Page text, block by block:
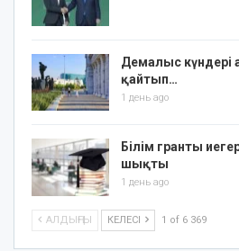
Демалыс күндері
қайтып…
1 день ago
Білім гранты
шықты
1 день ago
АЛДЫҢҒЫ КЕЛЕСІ 1 of 6 369